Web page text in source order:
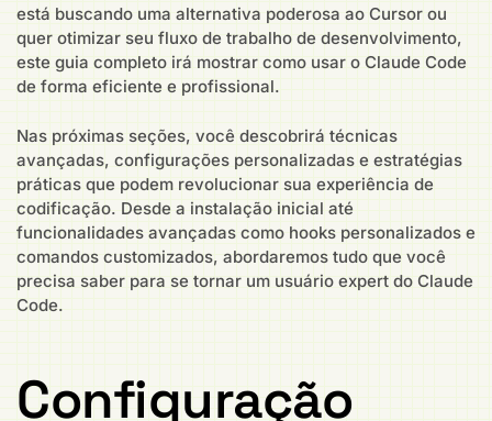
está buscando uma alternativa poderosa ao Cursor ou
quer otimizar seu fluxo de trabalho de desenvolvimento,
este guia completo irá mostrar como usar o Claude Code
de forma eficiente e profissional.
Nas próximas seções, você descobrirá técnicas
avançadas, configurações personalizadas e estratégias
práticas que podem revolucionar sua experiência de
codificação. Desde a instalação inicial até
funcionalidades avançadas como hooks personalizados e
comandos customizados, abordaremos tudo que você
precisa saber para se tornar um usuário expert do Claude
Code.
Configuração